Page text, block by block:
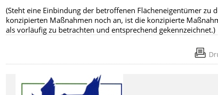
(Steht eine Einbindung der betroffenen Flächeneigentümer zu
konzipierten Maßnahmen noch an, ist die konzipierte
als vorläufig zu betrachten und entsprechend gekennzeichnet.)